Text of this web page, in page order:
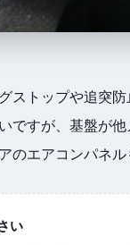
ストップや追突
すが、基盤が他
エアコンパネル
い